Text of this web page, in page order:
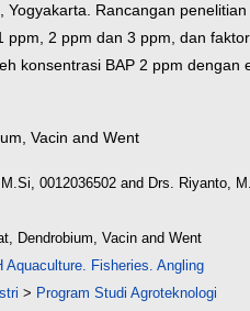
Rancangan
ppm, 2 ppm dan 3 ppm, dan
konsentrasi BAP 2 ppm
Vacin and Went
0012036502 and Drs. Riyanto,
Dendrobium, Vacin and Went
Aquaculture. Fisheries. Angling
> Program Studi Agroteknologi